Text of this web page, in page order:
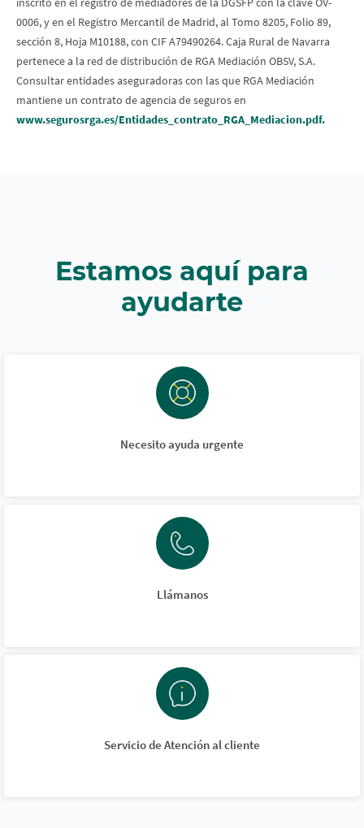
0006, y en el Registro Mercantil de Madrid, al Tomo 8205, Folio 89,
sección 8, Hoja M10188, con CIF A79490264. Caja Rural de Navarra
pertenece a la red de distribución de RGA Mediación OBSV, S.A.
Consultar entidades aseguradoras con las que RGA Mediación
mantiene un contrato de agencia de seguros en
www.segurosrga.es/Entidades_contrato_RGA_Mediacion.pdf.
Estamos aquí para
ayudarte
Necesito ayuda urgente
Llámanos
Servicio de Atención al cliente